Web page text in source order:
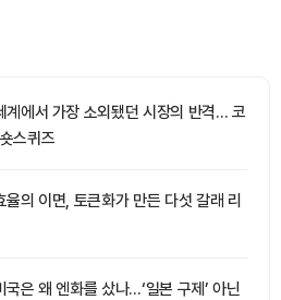
계에서 가장 소외됐던 시장의 반격… 코
스퀴즈
율의 이면, 토큰화가 만든 다섯 갈래 리
은 왜 엔화를 샀나…‘일본 구제’ 아닌